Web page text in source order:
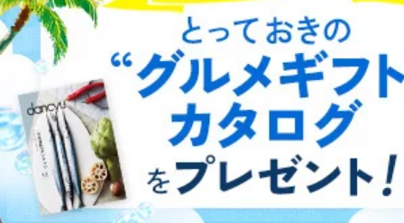
上記２．の利用目的を実施するために守秘義務を結ん
だ企業に、業務の一部として個人情報の取扱いを委
託・提供する場合、その業務に必要な範囲で委託・提
供先企業に個人情報を開示することがあります。
委託・提供先企業は具体的には以下のような企業です
が、これらに限りません。
委託先：カスタマーサポート支援会社 、クレジッ
トカード決済などの決済代行・料金回収会社、広
告配信サービス会社
提供先：出版社、出版物発売元、卸売会社、販売
店など商品の供給者、梱包会社、配送会社、新聞
販売店などの梱包・配送・配達会社
アフィリエイト 採用情報
プレスリリース お問い合わせ
利用規約プライバシーポリシー 特定商取引法に基づく表示
出版社の皆様へ
投資家の皆様へサイトマップ
©︎2002 FUJISAN MAGAZINE SERVICE CO., Ltd.